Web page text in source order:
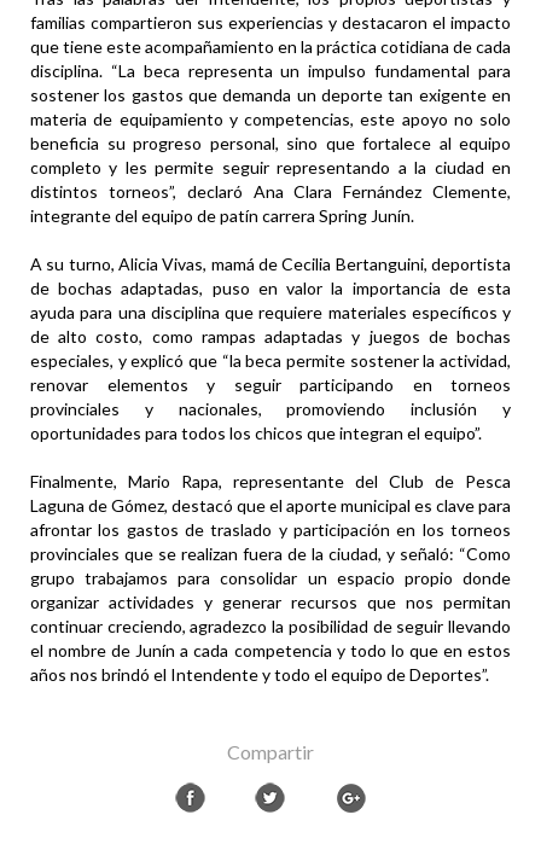
familias compartieron sus experiencias y destacaron el impacto
que tiene este acompañamiento en la práctica cotidiana de cada
disciplina. “La beca representa un impulso fundamental para
sostener los gastos que demanda un deporte tan exigente en
materia de equipamiento y competencias, este apoyo no solo
beneficia su progreso personal, sino que fortalece al equipo
completo y les permite seguir representando a la ciudad en
distintos torneos”, declaró Ana Clara Fernández Clemente,
integrante del equipo de patín carrera Spring Junín.
A su turno, Alicia Vivas, mamá de Cecilia Bertanguini, deportista
de bochas adaptadas, puso en valor la importancia de esta
ayuda para una disciplina que requiere materiales específicos y
de alto costo, como rampas adaptadas y juegos de bochas
especiales, y explicó que “la beca permite sostener la actividad,
renovar elementos y seguir participando en torneos
provinciales y nacionales, promoviendo inclusión y
oportunidades para todos los chicos que integran el equipo”.
Finalmente, Mario Rapa, representante del Club de Pesca
Laguna de Gómez, destacó que el aporte municipal es clave para
afrontar los gastos de traslado y participación en los torneos
provinciales que se realizan fuera de la ciudad, y señaló: “Como
grupo trabajamos para consolidar un espacio propio donde
organizar actividades y generar recursos que nos permitan
continuar creciendo, agradezco la posibilidad de seguir llevando
el nombre de Junín a cada competencia y todo lo que en estos
años nos brindó el Intendente y todo el equipo de Deportes”.
Compartir